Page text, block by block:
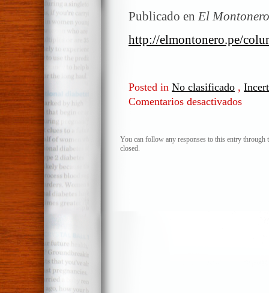
Publicado en El
http://elmontonero.pe/
Posted in No clasificado ,
Comentarios desactivados
ka
You can follow any responses to this entry through
closed.